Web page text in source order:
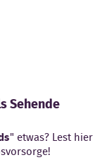
Sehende
" etwas? Lest hier